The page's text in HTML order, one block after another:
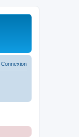
Connexion